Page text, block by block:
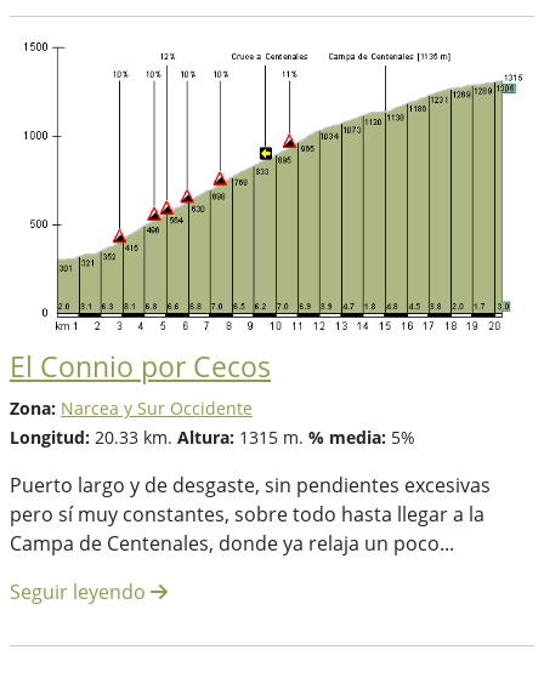
El Connio por Cecos
Zona: Narcea y Sur Occidente
Longitud: 20.33 km. Altura: 1315 m. % media: 5%
Puerto largo y de desgaste, sin pendientes excesivas
pero sí muy constantes, sobre todo hasta llegar a la
Campa de Centenales, donde ya relaja un poco...
Seguir leyendo